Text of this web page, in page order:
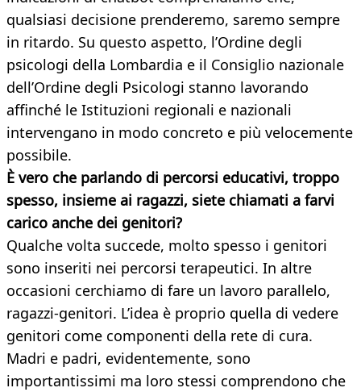
qualsiasi decisione prenderemo, saremo sempre
in ritardo. Su questo aspetto, l’Ordine degli
psicologi della Lombardia e il Consiglio nazionale
dell’Ordine degli Psicologi stanno lavorando
affinché le Istituzioni regionali e nazionali
intervengano in modo concreto e più velocemente
possibile.
È vero che parlando di percorsi educativi, troppo
spesso, insieme ai ragazzi, siete chiamati a farvi
carico anche dei genitori?
Qualche volta succede, molto spesso i genitori
sono inseriti nei percorsi terapeutici. In altre
occasioni cerchiamo di fare un lavoro parallelo,
ragazzi-genitori. L’idea è proprio quella di vedere
genitori come componenti della rete di cura.
Madri e padri, evidentemente, sono
importantissimi ma loro stessi comprendono che